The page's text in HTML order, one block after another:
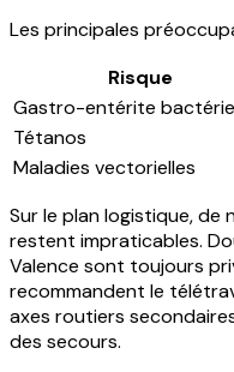
Les principales
Risque
Gastro-entérite
Tétanos
Maladies vectorielles
Sur le plan logistique,
restent impraticables.
Valence sont toujours
recommandent le
axes routiers
des secours.